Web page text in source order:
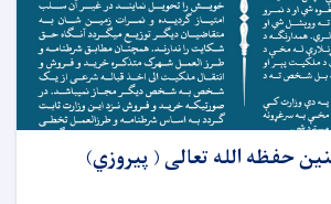
حفظه الله تعالی ( پیروزي)